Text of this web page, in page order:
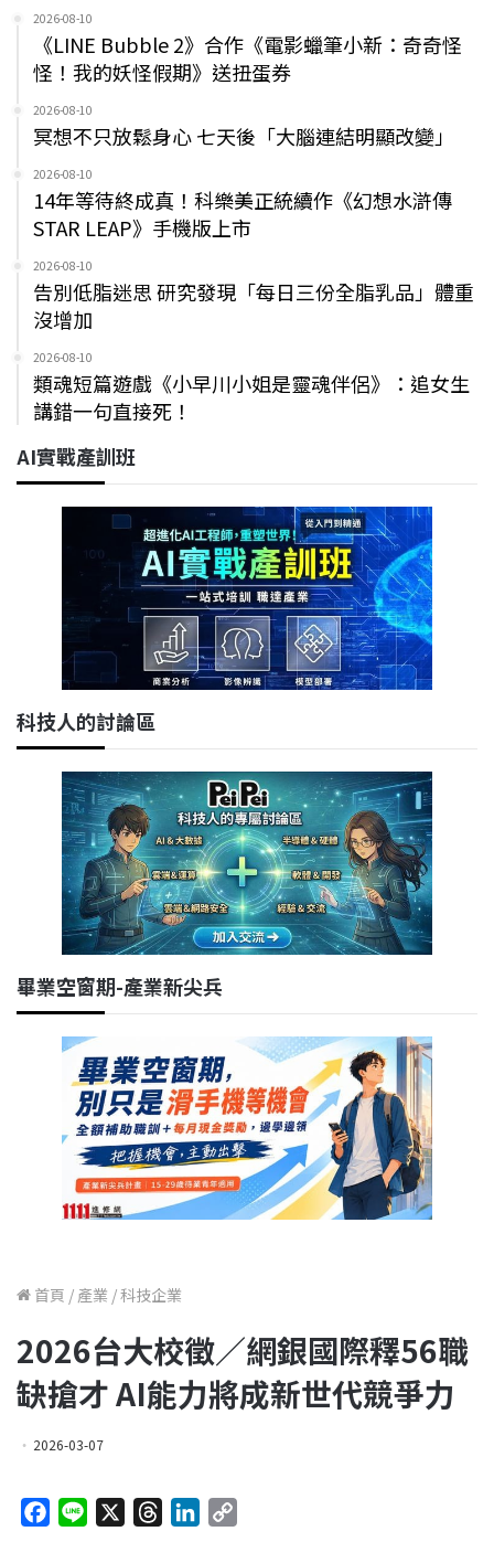
2026-08-10
《LINE Bubble 2》合作《電影蠟筆小新：奇奇怪
怪！我的妖怪假期》送扭蛋券
2026-08-10
冥想不只放鬆身心 七天後「大腦連結明顯改變」
2026-08-10
14年等待終成真！科樂美正統續作《幻想水滸傳
STAR LEAP》手機版上市
2026-08-10
告別低脂迷思 研究發現「每日三份全脂乳品」體重
沒增加
2026-08-10
類魂短篇遊戲《小早川小姐是靈魂伴侶》：追女生
講錯一句直接死！
AI實戰產訓班
科技人的討論區
畢業空窗期-產業新尖兵